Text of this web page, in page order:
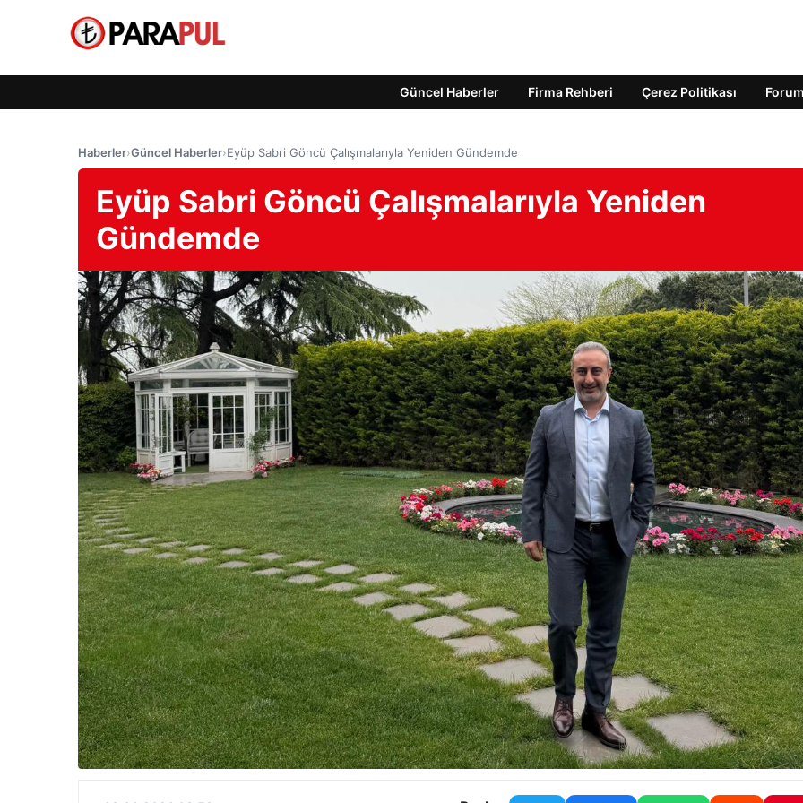
Güncel Haberler Firma Rehberi Çerez Politikası Forum
Haberler›Güncel Haberler›Eyüp Sabri Göncü Çalışmalarıyla Yeniden Gündemde
Eyüp Sabri Göncü Çalışmalarıyla Yeniden
Gündemde